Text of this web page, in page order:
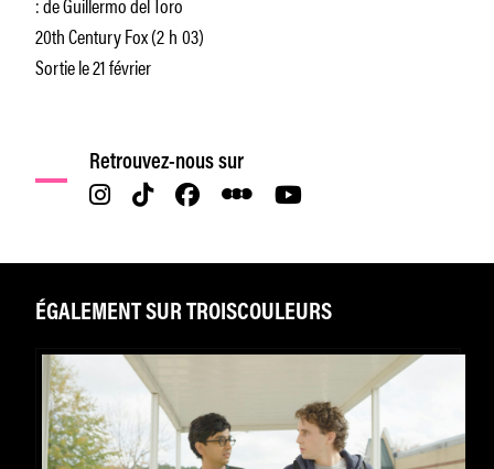
20th Century Fox (2 h 03)
Sortie le 21 février
Retrouvez-nous sur
ÉGALEMENT SUR TROISCOULEURS